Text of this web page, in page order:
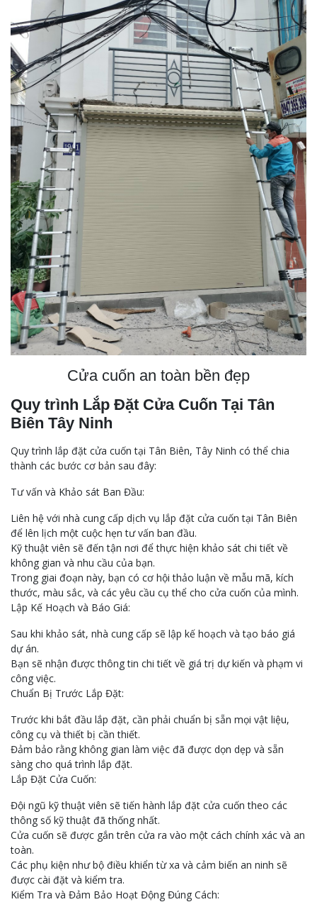
Cửa cuốn an toàn bền đẹp
Quy trình Lắp Đặt Cửa Cuốn Tại Tân
Biên Tây Ninh
Quy trình lắp đặt cửa cuốn tại Tân Biên, Tây Ninh có thể chia
thành các bước cơ bản sau đây:
Tư vấn và Khảo sát Ban Đầu:
Liên hệ với nhà cung cấp dịch vụ lắp đặt cửa cuốn tại Tân Biên
để lên lịch một cuộc hẹn tư vấn ban đầu.
Kỹ thuật viên sẽ đến tận nơi để thực hiện khảo sát chi tiết về
không gian và nhu cầu của bạn.
Trong giai đoạn này, bạn có cơ hội thảo luận về mẫu mã, kích
thước, màu sắc, và các yêu cầu cụ thể cho cửa cuốn của mình.
Lập Kế Hoạch và Báo Giá:
Sau khi khảo sát, nhà cung cấp sẽ lập kế hoạch và tạo báo giá
dự án.
Bạn sẽ nhận được thông tin chi tiết về giá trị dự kiến và phạm vi
công việc.
Chuẩn Bị Trước Lắp Đặt:
Trước khi bắt đầu lắp đặt, cần phải chuẩn bị sẵn mọi vật liệu,
công cụ và thiết bị cần thiết.
Đảm bảo rằng không gian làm việc đã được dọn dẹp và sẵn
sàng cho quá trình lắp đặt.
Lắp Đặt Cửa Cuốn:
Đội ngũ kỹ thuật viên sẽ tiến hành lắp đặt cửa cuốn theo các
thông số kỹ thuật đã thống nhất.
Cửa cuốn sẽ được gắn trên cửa ra vào một cách chính xác và an
toàn.
Các phụ kiện như bộ điều khiển từ xa và cảm biến an ninh sẽ
được cài đặt và kiểm tra.
Kiểm Tra và Đảm Bảo Hoạt Động Đúng Cách: